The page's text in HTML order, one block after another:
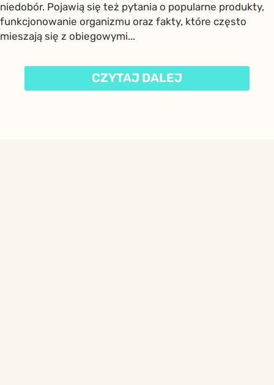
niedobór. Pojawią się też pytania o popularne produkty,
funkcjonowanie organizmu oraz fakty, które często
mieszają się z obiegowymi...
CZYTAJ DALEJ